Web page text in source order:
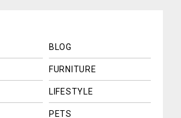
BLOG
FURNITURE
LIFESTYLE
PETS